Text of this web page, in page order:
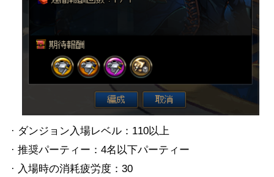
· ダンジョン入場レベル：110以上
· 推奨パーティー：4名以下パーティー
· 入場時の消耗疲労度：30